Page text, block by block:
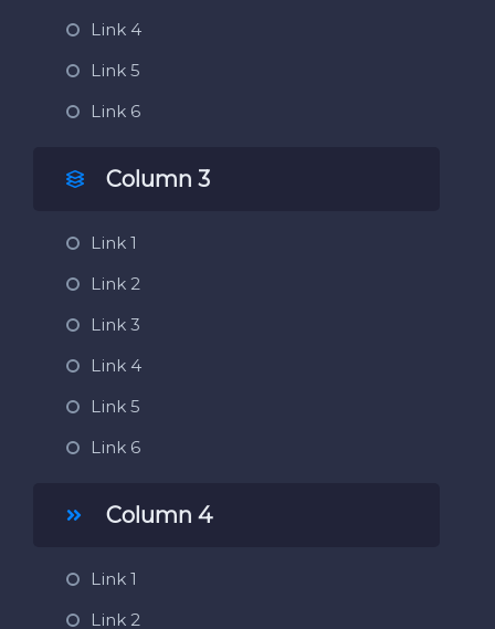
Link 4
Link 5
Link 6
Column 3
Link 1
Link 2
Link 3
Link 4
Link 5
Link 6
Column 4
Link 1
Link 2